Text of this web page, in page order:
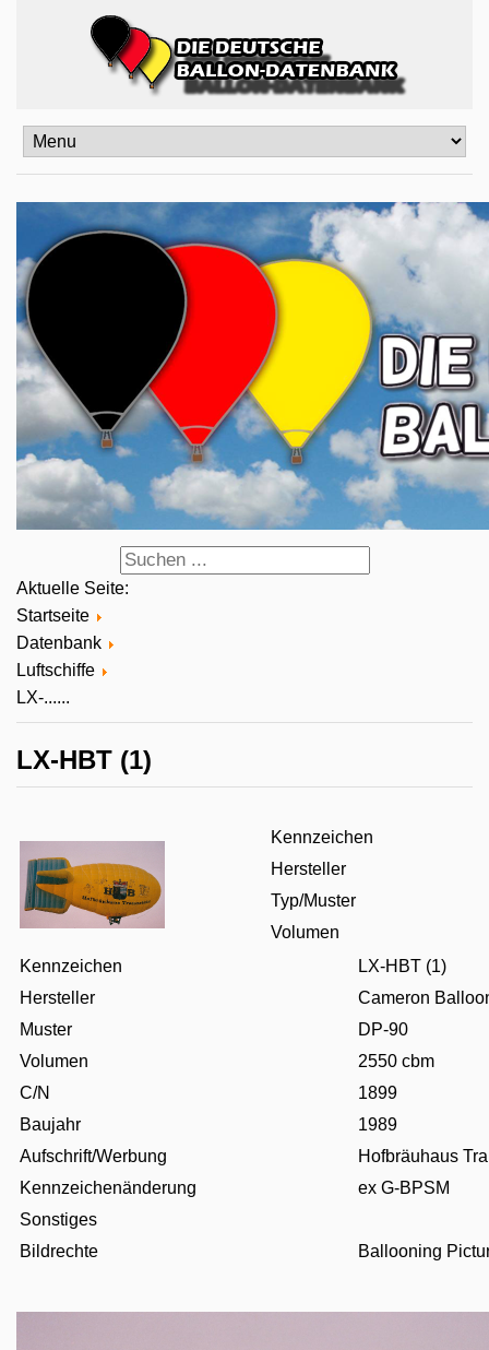
Aktuelle Seite:
Startseite
Datenbank
Luftschiffe
LX-......
LX-HBT (1)
Kennzeichen
Hersteller
Typ/Muster
Volumen
Kennzeichen
LX-HBT (1)
Hersteller
Cameron
Muster
DP-90
Volumen
2550 cbm
C/N
1899
Baujahr
1989
Aufschrift/Werbung
Hofbräuhaus
Kennzeichenänderung
ex G-BPSM
Sonstiges
Bildrechte
Ballooning